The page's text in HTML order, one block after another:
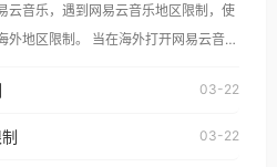
台一样，出现地区及版权限制问题，且
遇到这个问题的朋友们，
加拿大、澳大利亚、欧洲等国家和地区
云音乐，遇到网易云音乐地区限制，使
。 当在海外打开网易云音
台湾、美
03-22
03-22